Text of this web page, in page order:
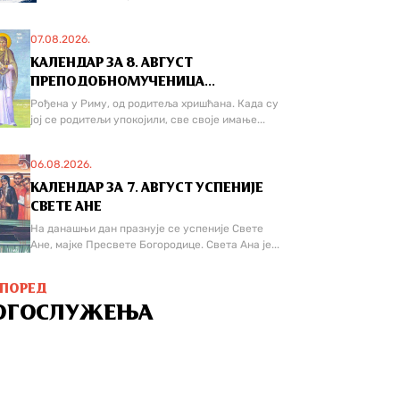
07.08.2026.
КАЛЕНДАР ЗА 8. АВГУСТ
ПРЕПОДОБНОМУЧЕНИЦА...
Рођена у Риму, од родитеља хришћана. Када су
јој се родитељи упокојили, све своје имање...
06.08.2026.
КАЛЕНДАР ЗА 7. АВГУСТ УСПЕНИЈЕ
СВЕТЕ АНЕ
На данашњи дан празнује се успеније Свете
Ане, мајке Пресвете Богородице. Света Ана је...